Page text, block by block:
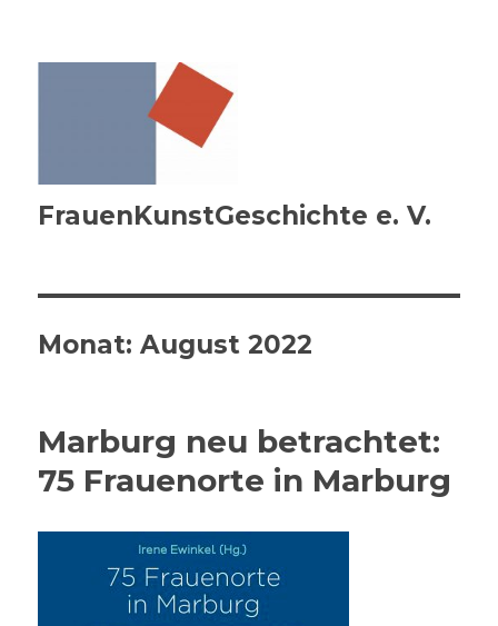
FrauenKunstGeschichte e. V.
Monat:August 2022
Marburg neu betrachtet:
75 Frauenorte in Marburg